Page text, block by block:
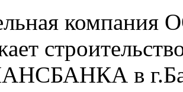
компания
в